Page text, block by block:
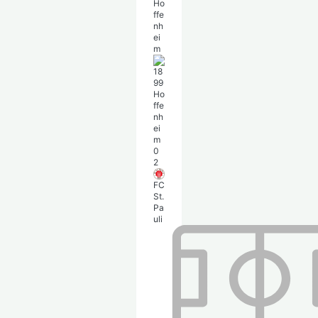
Ho
ffe
nh
ei
m
0
2
FC
St.
Pa
uli